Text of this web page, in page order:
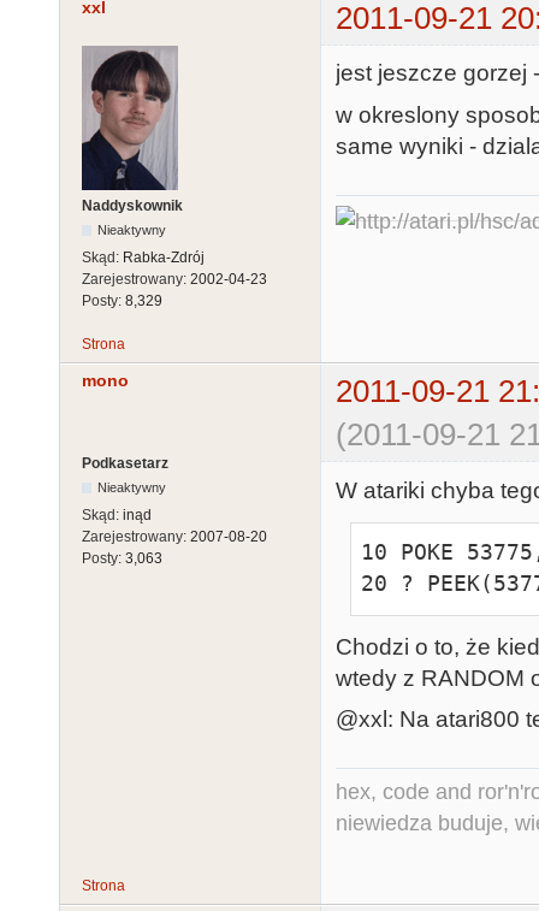
xxl 2011-09-21
Naddyskownik
Nieaktywny
Skąd: Rabka-Zdrój
Zarejestrowany: 2002-04-23
Posty: 8,329
jest jeszcze gorzej
w okreslony
same wyniki -
Strona
mono
2011-09-21
(2011-09-21
Podkasetarz
Nieaktywny
Skąd: inąd
Zarejestrowany: 2007-08-20
Posty: 3,063
W atariki chyba
10 POKE
20 ?
Chodzi o to, że
wtedy z RANDOM
@xxl: Na atari800
hex, code and
niewiedza buduje,
Strona